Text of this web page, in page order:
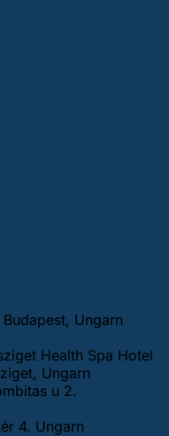
Ungarn
Health Spa Hotel
Ungarn
u 2.
4. Ungarn